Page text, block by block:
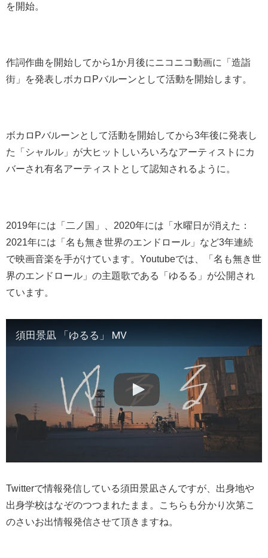
を開始。
作詞作曲を開始してから1か月後にニコニコ動画に「造詣
街」を発表しボカロPバルーンとして活動を開始します。
ボカロPバルーンとして活動を開始してから3年後に発表し
た「シャルル」が大ヒットしいろいろなアーティストにカ
バーされ有名アーティストとして認知されるように。
2019年には「二ノ国」、2020年には「水曜日が消えた：
2021年には「名も無き世界のエンドロール」など3年連続
で映画音楽を手がけています。Youtubeでは、「名も無き世
界のエンドロール」の主題歌である「ゆるる」が公開され
ています。
須田景凪 「ゆるる」 MV
Twitterで情報発信している須田景凪さんですが、出身地や
出身学校はなぞのつつまれたまま。こちらも分かり次第こ
のさいお出情報発信させて頂きますね。